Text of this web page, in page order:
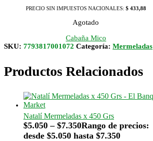
PRECIO SIN IMPUESTOS NACIONALES: $ 433,88
Agotado
Cabaña Mico
SKU: 7793817001072 Categoría: Mermeladas
Productos Relacionados
Natalí Mermeladas x 450 Grs
$5.050 – $7.350Rango de precios:
desde $5.050 hasta $7.350